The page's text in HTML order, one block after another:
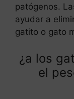
patógenos.
ayudar a
gatito o gato
¿a los
el